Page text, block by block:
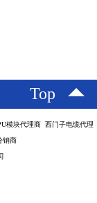
Top
模块代理商 西门子电缆代理
销商